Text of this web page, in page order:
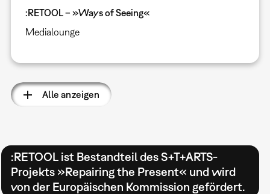
:RETOOL – »Ways of Seeing«
Medialounge
Alle anzeigen
:RETOOL ist Bestandteil des S+T+ARTS-
Projekts »Repairing the Present« und wird
von der Europäischen Kommission gefördert.